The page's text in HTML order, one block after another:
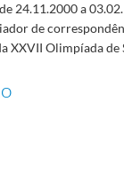
24.11.2000 a
de
XXVII Olimpíada de